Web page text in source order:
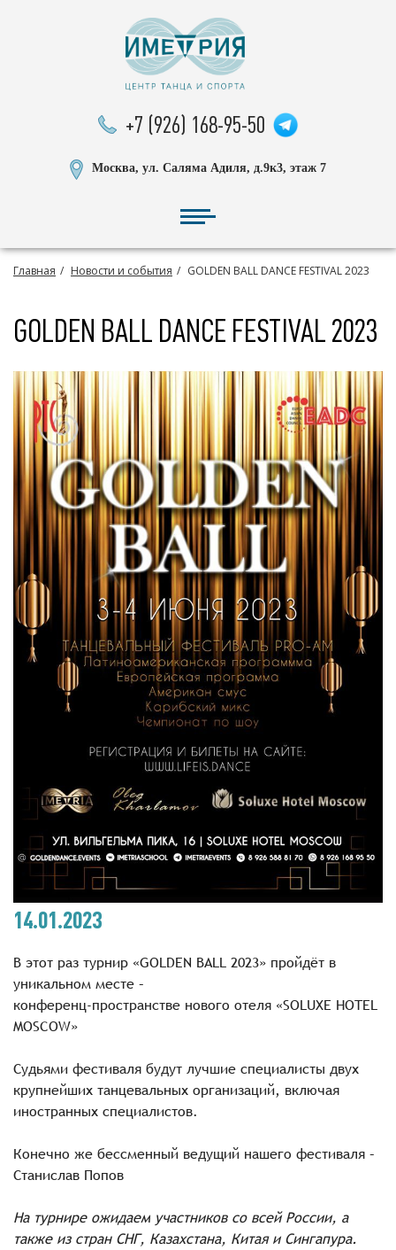
+7 (926) 168-95-50
Москва, ул. Саляма Адиля, д.9к3, этаж 7
Главная Новости и события GOLDEN BALL DANCE FESTIVAL 2023
GOLDEN BALL DANCE FESTIVAL 2023
14.01.2023
В этот раз турнир «GOLDEN BALL 2023» пройдёт в
уникальном месте –
конференц-пространстве нового отеля «SOLUXE HOTEL
MOSCOW»
Судьями фестиваля будут лучшие специалисты двух
крупнейших танцевальных организаций, включая
иностранных специалистов.
Конечно же бессменный ведущий нашего фестиваля –
Станислав Попов
На турнире ожидаем участников со всей России, а
также из стран СНГ, Казахстана, Китая и Сингапура.